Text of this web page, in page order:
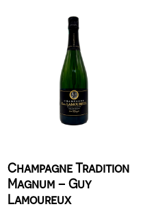
Champagne Tradition
Magnum – Guy
Lamoureux